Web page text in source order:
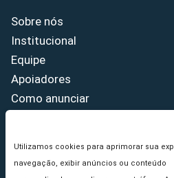
Utilizamos cookies para aprimorar sua
navegação, exibir anúncios ou conteúdo
Sobre nós
Institucional
Equipe
Apoiadores
Como anunciar